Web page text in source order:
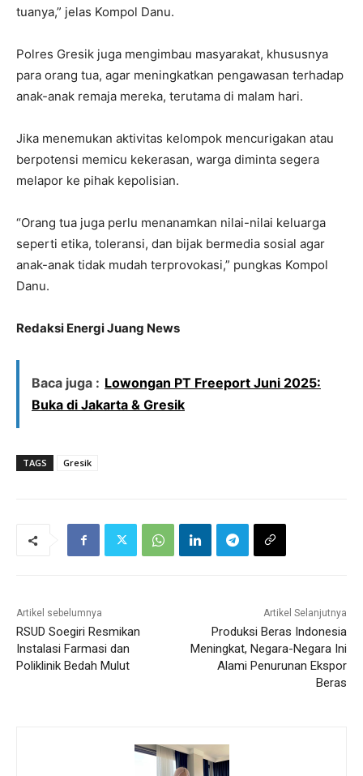
tuanya,” jelas Kompol Danu.
Polres Gresik juga mengimbau masyarakat, khususnya
para orang tua, agar meningkatkan pengawasan terhadap
anak-anak remaja mereka, terutama di malam hari.
Jika menemukan aktivitas kelompok mencurigakan atau
berpotensi memicu kekerasan, warga diminta segera
melapor ke pihak kepolisian.
“Orang tua juga perlu menanamkan nilai-nilai keluarga
seperti etika, toleransi, dan bijak bermedia sosial agar
anak-anak tidak mudah terprovokasi,” pungkas Kompol
Danu.
Redaksi Energi Juang News
Baca juga : Lowongan PT Freeport Juni 2025:
Buka di Jakarta & Gresik
TAGS Gresik
Artikel sebelumnya
RSUD Soegiri Resmikan
Instalasi Farmasi dan
Poliklinik Bedah Mulut
Artikel Selanjutnya
Produksi Beras Indonesia
Meningkat, Negara-Negara Ini
Alami Penurunan Ekspor
Beras